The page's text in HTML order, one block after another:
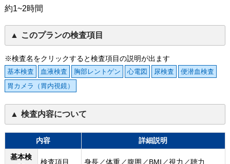
約1~2時間
このプランの検査項目
※検査名をクリックすると検査項目の説明が出ます
基本検査 血液検査 胸部レントゲン 心電図 尿検査
便潜血検査
胃カメラ（胃内視鏡）
検査内容について
内容
詳細説明
基本検
検査項目 身長／体重／腹囲／BMI／視力／聴力